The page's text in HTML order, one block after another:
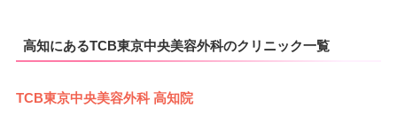
高知にあるTCB東京中央美容外科のクリニック一覧
TCB東京中央美容外科 高知院